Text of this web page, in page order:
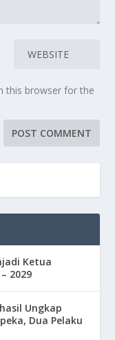
this browser for the
Ketua
2029
Ungkap
Dua Pelaku